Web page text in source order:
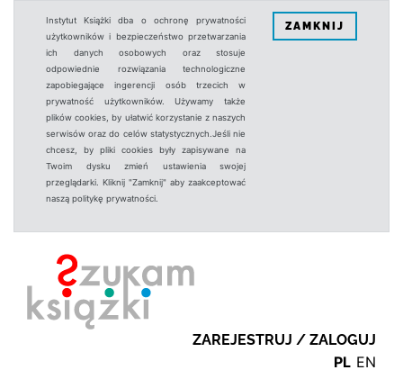
Instytut Książki dba o ochronę prywatności
użytkowników i bezpieczeństwo przetwarzania
ich danych osobowych oraz stosuje
odpowiednie rozwiązania technologiczne
zapobiegające ingerencji osób trzecich w
prywatność użytkowników. Używamy także
plików cookies, by ułatwić korzystanie z naszych
serwisów oraz do celów statystycznych.Jeśli nie
chcesz, by pliki cookies były zapisywane na
Twoim dysku zmień ustawienia swojej
przeglądarki. Kliknij "Zamknij" aby zaakceptować
naszą politykę prywatności.
ZAMKNIJ
ZAREJESTRUJ / ZALOGUJ
PL EN